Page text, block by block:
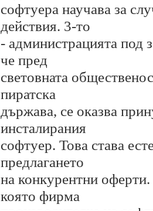
софтуера научава за
действия. 3-то
- администрацията под
че пред
световната
пиратска
държава, се оказва
инсталирания
софтуер. Това става
предлагането
на конкурентни
която фирма